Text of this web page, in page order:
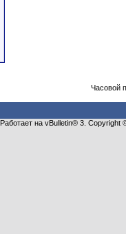
Часовой
Работает на vBulletin® 3.